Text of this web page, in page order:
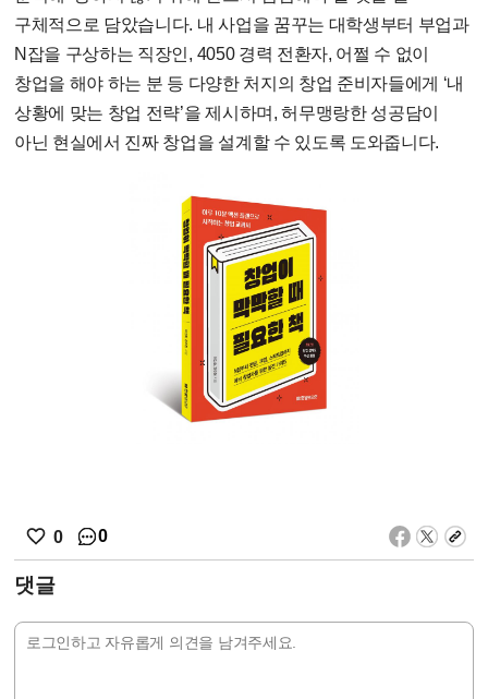
구체적으로 담았습니다. 내 사업을 꿈꾸는 대학생부터 부업과
N잡을 구상하는 직장인, 4050 경력 전환자, 어쩔 수 없이
창업을 해야 하는 분 등 다양한 처지의 창업 준비자들에게 ‘내
상황에 맞는 창업 전략’을 제시하며, 허무맹랑한 성공담이
아닌 현실에서 진짜 창업을 설계할 수 있도록 도와줍니다.
0 0
댓글